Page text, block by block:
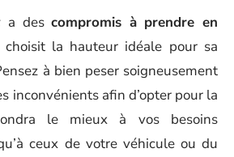
a descompromis à prendre en
choisit la hauteur idéale pour sa
à bien peser soigneusement
inconvénients afin d’opter pour la
le mieux à vos besoins
ceux de votre véhicule ou du